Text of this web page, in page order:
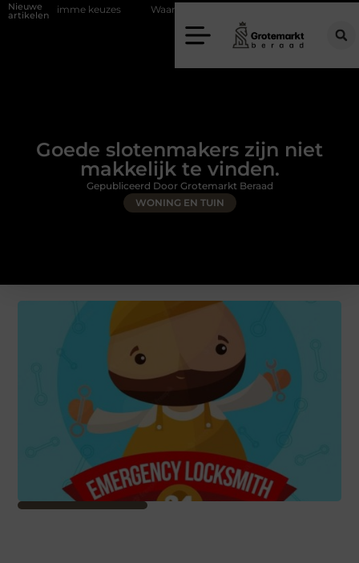
Nieuwe
artikelen Waarom kiezen voor een rijschool in Utrecht?
Goede slotenmakers zijn niet
makkelijk te vinden.
WONING EN TUIN
Gepubliceerd Door Grotemarkt Beraad